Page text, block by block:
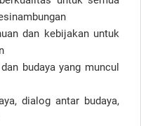
dan kebijakan untuk
budaya yang muncul
dialog antar budaya,